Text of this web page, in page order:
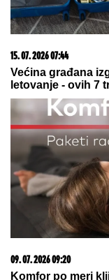
03. 08. 2026 13:23
Hibrid broj 1 koji
akcijskoj ceni od